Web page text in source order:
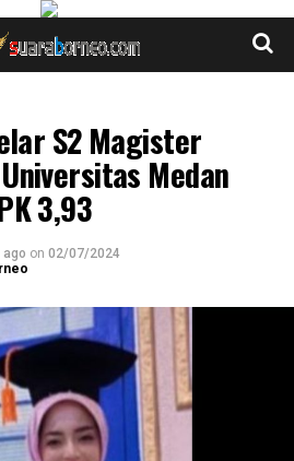
S2 Magister
Medan
3,93
ago on 02/07/2024